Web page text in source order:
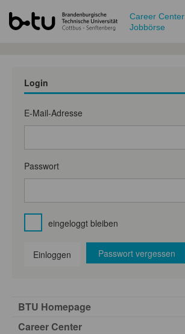
Career Center
Jobbörse
Login
E-Mail-Adresse
Passwort
eingeloggt bleiben
Einloggen Passwort vergessen
BTU Homepage
Career Center